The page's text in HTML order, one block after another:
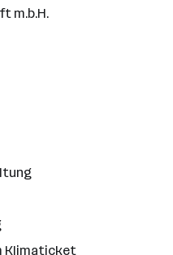
m.b.H.
Klimaticket